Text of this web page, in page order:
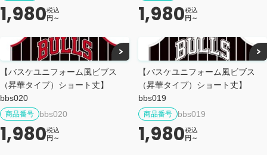
1,980税込
円～
1,980税込
円～
【バスケユニフォーム風ビブス
（昇華タイプ）ショート丈】
bbs020
商品番号 bbs020
1,980税込
円～
【バスケユニフォーム風ビブス
（昇華タイプ）ショート丈】
bbs019
商品番号 bbs019
1,980税込
円～